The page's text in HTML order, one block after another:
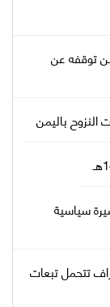
توقفه عن
باليمن
سياسية
تتحمل تبعات